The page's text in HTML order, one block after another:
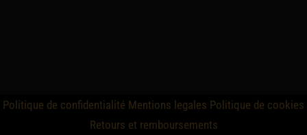
Politique de confidentialité Mentions legales Politique de cookies
Retours et remboursements